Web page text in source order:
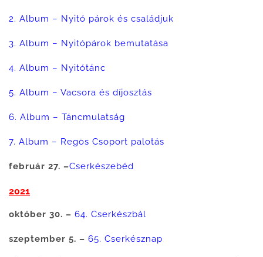
2. Album – Nyitó párok és családjuk
3. Album – Nyitópárok bemutatása
4. Album – Nyitótánc
5. Album – Vacsora és díjosztás
6. Album – Táncmulatság
7. Album – Regös Csoport palotás
február 27. –Cserkészebéd
2021
október 30. – 64. Cserkészbál
szeptember 5. – 65. Cserkésznap